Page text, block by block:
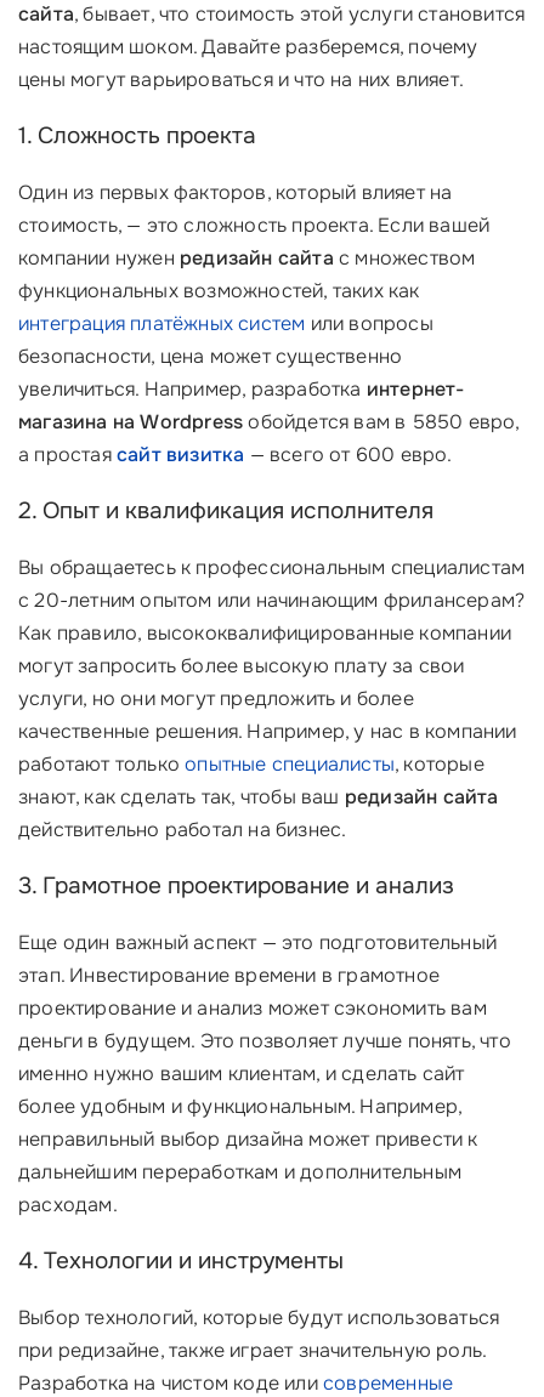
сайта, бывает, что стоимость этой услуги становится
настоящим шоком. Давайте разберемся, почему
цены могут варьироваться и что на них влияет.
1. Сложность проекта
Один из первых факторов, который влияет на
стоимость, — это сложность проекта. Если вашей
компании нужен редизайн сайта с множеством
функциональных возможностей, таких как
интеграция платёжных систем или вопросы
безопасности, цена может существенно
увеличиться. Например, разработка интернет-
магазина на Wordpressобойдется вам в 5850 евро,
а простаясайт визитка — всего от 600 евро.
2. Опыт и квалификация исполнителя
Вы обращаетесь к профессиональным специалистам
с 20-летним опытом или начинающим фрилансерам?
Как правило, высококвалифицированные компании
могут запросить более высокую плату за свои
услуги, но они могут предложить и более
качественные решения. Например, у нас в компании
работают толькоопытные специалисты, которые
знают, как сделать так, чтобы ваш редизайн сайта
действительно работал на бизнес.
3. Грамотное проектирование и анализ
Еще один важный аспект — это подготовительный
этап. Инвестирование времени в грамотное
проектирование и анализ может сэкономить вам
деньги в будущем. Это позволяет лучше понять, что
именно нужно вашим клиентам, и сделать сайт
более удобным и функциональным. Например,
неправильный выбор дизайна может привести к
дальнейшим переработкам и дополнительным
расходам.
4. Технологии и инструменты
Выбор технологий, которые будут использоваться
при редизайне, также играет значительную роль.
Разработка на чистом коде илисовременные